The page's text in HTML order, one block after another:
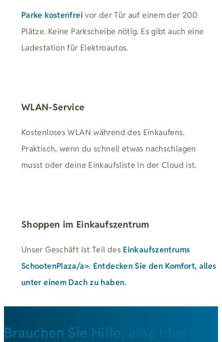
Parke kostenfrei vor der Tür auf einem der 200
Plätze. Keine Parkscheibe nötig. Es gibt auch eine
Ladestation für Elektroautos.
WLAN-Service
Kostenloses WLAN während des Einkaufens.
Praktisch, wenn du schnell etwas nachschlagen
musst oder deine Einkaufsliste in der Cloud ist.
Shoppen im Einkaufszentrum
Unser Geschäft ist Teil des Einkaufszentrums
SchootenPlaza/a>. Entdecken Sie den Komfort, alles
unter einem Dach zu haben.
Brauchen Sie Hilfe, eine Idee